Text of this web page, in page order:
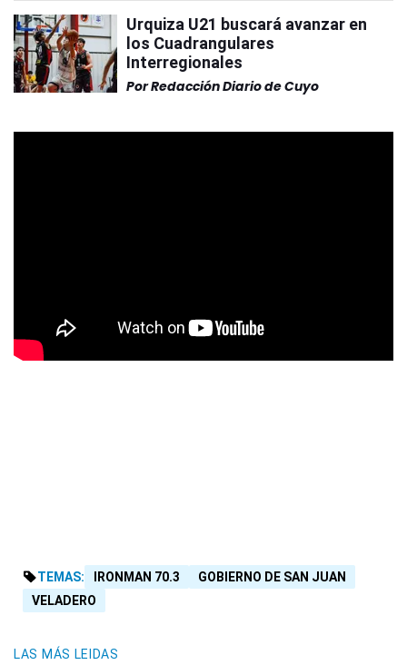
Urquiza U21 buscará avanzar en
los Cuadrangulares
Interregionales
PorRedacción Diario de Cuyo
TEMAS: IRONMAN 70.3
GOBIERNO DE SAN JUAN
VELADERO
LAS MÁS LEIDAS